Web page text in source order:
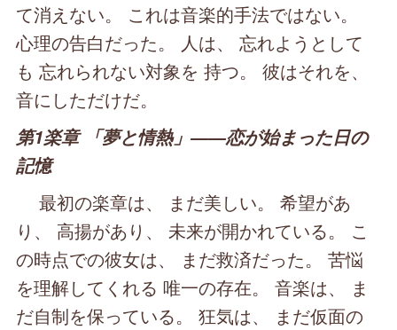
て消えない。 これは音楽的手法ではない。
心理の告白だった。 人は、 忘れようとして
も 忘れられない対象を 持つ。 彼はそれを、
音にしただけだ。
第1楽章 「夢と情熱」――恋が始まった日の
記憶
最初の楽章は、 まだ美しい。 希望があ
り、 高揚があり、 未来が開かれている。 こ
の時点での彼女は、 まだ救済だった。 苦悩
を理解してくれる 唯一の存在。 音楽は、 ま
だ自制を保っている。 狂気は、 まだ仮面の